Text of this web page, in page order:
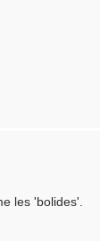
les 'bolides'.